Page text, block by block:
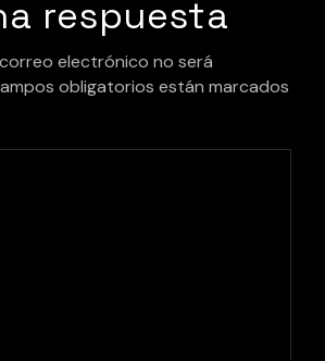
respuesta
electrónico no será
obligatorios están marcados